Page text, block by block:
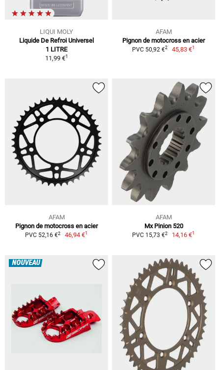
LIQUI MOLY
Liquide De Refroi Universel
1 LITRE
11,99 €1
AFAM
Pignon de motocross en acier
PVC 50,92 €2 45,83 €1
AFAM
Pignon de motocross en acier
PVC 52,16 €2 46,94 €1
AFAM
Mx Pinion 520
PVC 15,73 €2 14,16 €1
NOUVEAU